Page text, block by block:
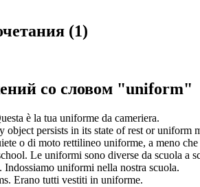
(1)
со словом "uniform"
è la tua uniforme da cameriera.
persists in its state of rest oruniform
o di moto rettilineo uniforme, a meno
Le uniformi sono diverse da scuola a
Indossiamo uniformi nella nostra scuola.
. Erano tutti vestiti in uniforme.